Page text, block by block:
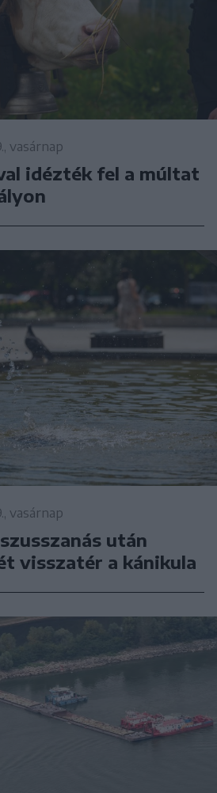
vasárnap
idézték fel a múltat
vasárnap
után
visszatér a kánikula